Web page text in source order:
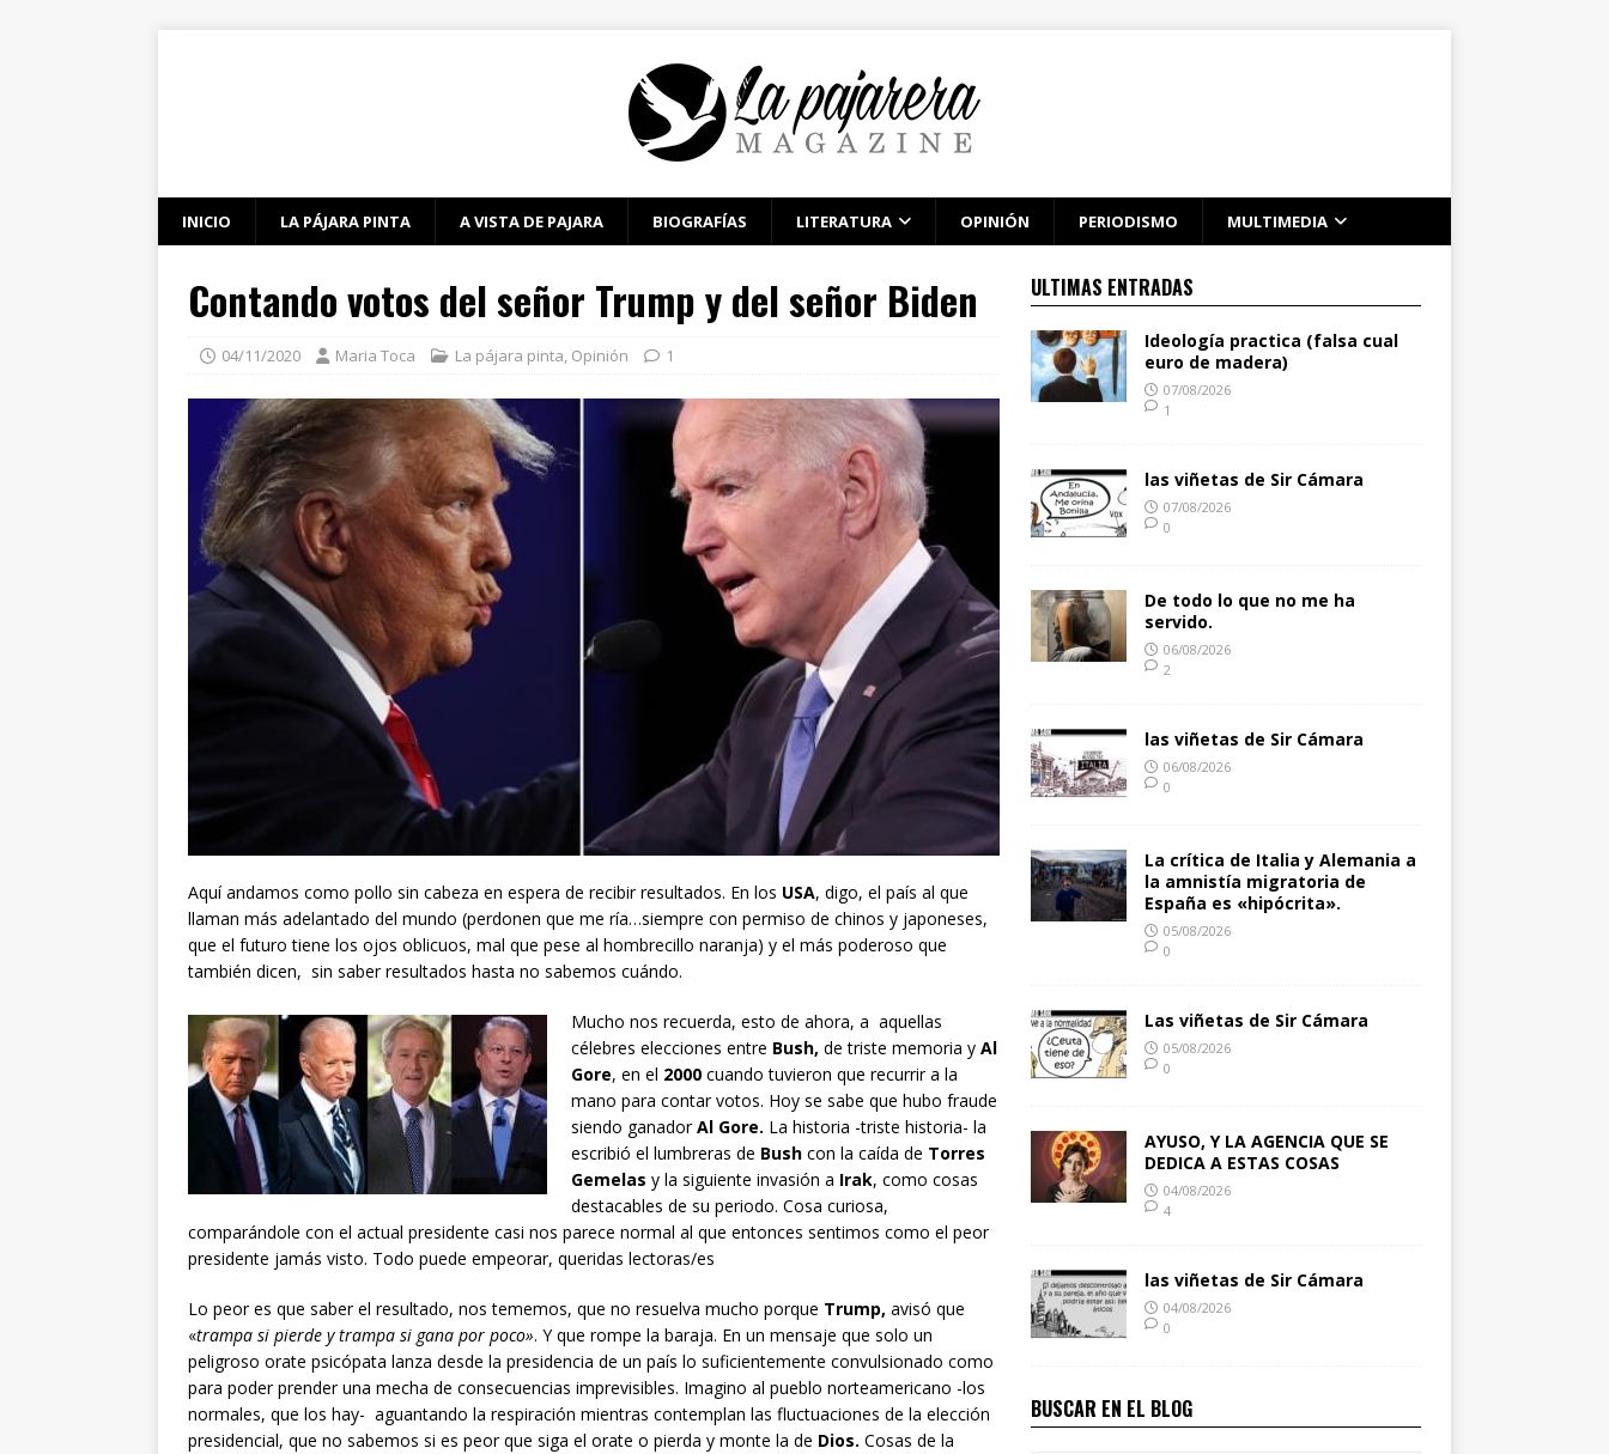
INICIO LA PÁJARA PINTA A VISTA DE PAJARA BIOGRAFÍAS LITERATURA OPINIÓN PERIODISMO MULTIMEDIA
Contando votos del señor Trump y del señor Biden
04/11/2020 Maria Toca La pájara pinta, Opinión 1
Aquí andamos como pollo sin cabeza en espera de recibir resultados. En los USA, digo, el país al que
llaman más adelantado del mundo (perdonen que me ría…siempre con permiso de chinos y japoneses,
que el futuro tiene los ojos oblicuos, mal que pese al hombrecillo naranja) y el más poderoso que
también dicen, sin saber resultados hasta no sabemos cuándo.
Mucho nos recuerda, esto de ahora, a aquellas
célebres elecciones entre Bush, de triste memoria y Al
Gore, en el 2000 cuando tuvieron que recurrir a la
mano para contar votos. Hoy se sabe que hubo fraude
siendo ganadorAl Gore. La historia -triste historia- la
escribió el lumbreras de Bush con la caída de Torres
Gemelas y la siguiente invasión a Irak, como cosas
destacables de su periodo. Cosa curiosa,
comparándole con el actual presidente casi nos parece normal al que entonces sentimos como el peor
presidente jamás visto. Todo puede empeorar, queridas lectoras/es
Lo peor es que saber el resultado, nos tememos, que no resuelva mucho porque Trump, avisó que
«trampa si pierde y trampa si gana por poco». Y que rompe la baraja. En un mensaje que solo un
peligroso orate psicópata lanza desde la presidencia de un país lo suficientemente convulsionado como
para poder prender una mecha de consecuencias imprevisibles. Imagino al pueblo norteamericano -los
normales, que los hay- aguantando la respiración mientras contemplan las fluctuaciones de la elección
presidencial, que no sabemos si es peor que siga el orate o pierda y monte la de Dios. Cosas de la
ULTIMAS ENTRADAS
Ideología practica (falsa cual
euro de madera)
07/08/2026
1
las viñetas de Sir Cámara
07/08/2026
0
De todo lo que no me ha
servido.
06/08/2026
2
las viñetas de Sir Cámara
06/08/2026
0
La crítica de Italia y Alemania a
la amnistía migratoria de
España es «hipócrita».
05/08/2026
0
Las viñetas de Sir Cámara
05/08/2026
0
AYUSO, Y LA AGENCIA QUE SE
DEDICA A ESTAS COSAS
04/08/2026
4
las viñetas de Sir Cámara
04/08/2026
0
BUSCAR EN EL BLOG